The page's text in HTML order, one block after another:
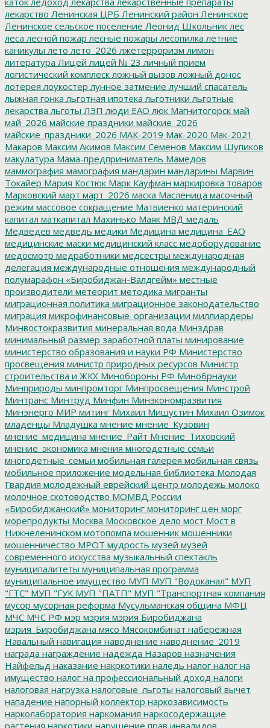
лекарство Ленинская ЦРБ Ленинский район Ленинское
Ленинское сельское поселение Леонид Школьник лес
леса лесной пожар лесные пожары лесопилка летние
каникулы лето лето_2026 лжетерроризм лимон
литература Лицей лицей № 23 личный прием
логистический комплеск ложный вызов ложный донос
лотерея лоукостер лунное затмение лучший спасатель
лыжная гонка льготная ипотека льготники льготные
лекарства льготы ЛЭП люди ЕАО люк Магнитогорск май
май_2026 майские праздники майские_2026
майские_праздники_2026 МАК-2019 Мак-2020 Мак-2021
Макаров Максим Акимов Максим Семенов Максим Шупиков
макулатура Мама-предприниматель Мамедов
маммография мамография мандарин мандарины Марвин
Токайер Мария Костюк Марк Кауфман маркировка товаров
Марковский март март_2026 маска Масленица масочный
режим массовое сокращение Матвиенко материнский
капитал маткапитал Махинько Маяк МВД медаль
Медведев медведь медики Медицина медицина_ЕАО
медицинские маски медицинский класс медоборудование
медосмотр медработники медсестры международная
делегация международные отношения международный
полумарафон «Биробиджан-Валдгейм» местные
производители метеорит методика мигранты
миграционная политика миграционное законодательство
миграция микрофинансовые_организации миллиардеры
Минвостокразвития минеральная вода Минздрав
минимальный размер заработной платы минирование
министерство образования и науки РФ Министерство
просвещения министр природных ресурсов Министр
строительства и ЖКХ Минобороны РФ Минобрнауки
Минприроды минпромторг Минпросвещения Минстрой
Минтранс Минтруд Минфин Минэкономразвития
Минэнерго МИР митинг Михаил Мишустин Михаил Озимок
младенцы Младушка мнение мнение_Кузовин
мнение_медицина мнение_Райт Мнение_Тиховский
мнение_экономика мнения многодетные семьи
многодетные_семьи мобильная галерея мобильная связь
мобильное приложение модельная библиотека Молодая
Гвардия молодежный еврейский центр молодежь молоко
молочное скотоводство МОМВД России
«Биробиджанский» мониторинг мониторинг цен морг
морепродукты Москва Московское дело мост Мост в
Нижнеленинском мотопомпа мошенник мошенники
мошенничество МРОТ мудрость музей музей
современного искусства музыкальный спектакль
муниципалитеты муниципальная программа
муниципальное имущество МУП МУП "Водоканал" МУП
"ГТС" МУП "ГУК МУП "ПАТП" МУП "Транспортная компания
мусор мусорная реформа Мусульманская община МФЦ
МЧС МЧС РФ мэр мэрия мэрия Биробиджана
мэрия_Биробиджана мясо Мясокомбинат набережная
Навальный навигация наводнение наводнение_2019
награда награждение надежда Назаров назначения
Найфельд наказание накркотики наледь налог налог на
имущество налог на профессиональный доход налоги
налоговая нагрузка налоговые_льготы налоговый вычет
нападение напорный коллектор наркозависимость
нарколаборатория наркомания наркосодержащие
растения наркотики нарушение прав инвалидов